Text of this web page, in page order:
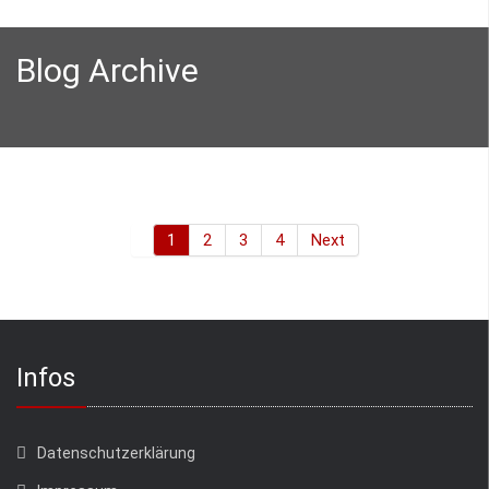
Blog Archive
1 2 3 4 Next
Infos
Datenschutzerklärung